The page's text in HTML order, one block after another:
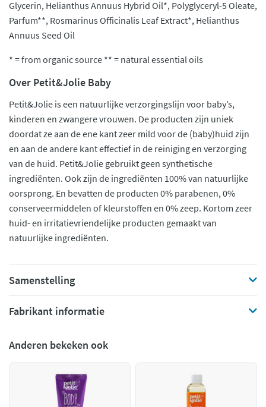
Glycerin, Helianthus Annuus Hybrid Oil*, Polyglyceryl-5 Oleate,
Parfum**, Rosmarinus Officinalis Leaf Extract*, Helianthus
Annuus Seed Oil
* = from organic source ** = natural essential oils
Over Petit&Jolie Baby
Petit&Jolie is een natuurlijke verzorgingslijn voor baby’s,
kinderen en zwangere vrouwen. De producten zijn uniek
doordat ze aan de ene kant zeer mild voor de (baby)huid zijn
en aan de andere kant effectief in de reiniging en verzorging
van de huid. Petit&Jolie gebruikt geen synthetische
ingrediënten. Ook zijn de ingrediënten 100% van natuurlijke
oorsprong. En bevatten de producten 0% parabenen, 0%
conserveermiddelen of kleurstoffen en 0% zeep. Kortom zeer
huid- en irritatievriendelijke producten gemaakt van
natuurlijke ingrediënten.
Samenstelling
Fabrikant informatie
Anderen bekeken ook